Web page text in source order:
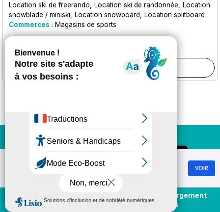
En direct
Achat et rechargement
forfaits
Location ski de freerando
Location ski de randonnée
Location
snowblade / miniski
Location snowboard
Location splitboard
Commerces : Magasins de sports
Plus d'informations
Chamrousse
GRATUIT - Sur Google Play VOIR